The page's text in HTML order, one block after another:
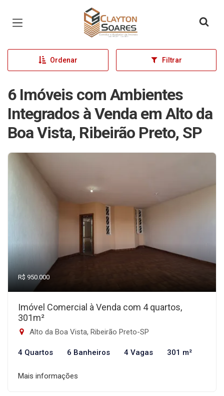
Página inicial
Ordenar Filtrar
6 Imóveis com Ambientes
Integrados à Venda em Alto da
Boa Vista, Ribeirão Preto, SP
R$ 950.000
Imóvel Comercial à Venda com 4 quartos,
301m²
Alto da Boa Vista, Ribeirão Preto-SP
4 Quartos 6 Banheiros 4 Vagas 301 m²
Mais informações